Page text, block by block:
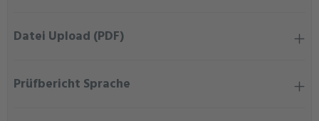
Datei Upload (PDF)
Prüfbericht Sprache